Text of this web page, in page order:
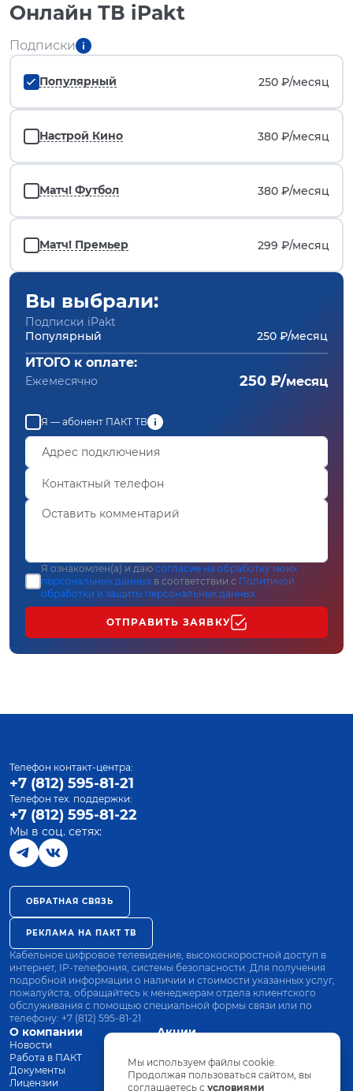
Онлайн ТВ iPakt
Подписки
Популярный 250 ₽/месяц
Настрой Кино 380 ₽/месяц
Матч! Футбол 380 ₽/месяц
Матч! Премьер 299 ₽/месяц
Вы выбрали:
Подписки iPakt
Популярный
250 ₽/месяц
ИТОГО к оплате:
Ежемесячно 250 ₽/месяц
Я — абонент ПАКТ ТВ
Я ознакомлен(а) и даю согласие на обработку моих
персональных данных в соответствии с Политикой
обработки и защиты персональных данных
ОТПРАВИТЬ ЗАЯВКУ
О компании
Новости
Работа в ПАКТ
Документы
Лицензии
Акции
Оплата
Оборудование
Телефон контакт-центра:
+7 (812) 595-81-21
Телефон тех. поддержки:
+7 (812) 595-81-22
Мы в соц. сетях:
ОБРАТНАЯ СВЯЗЬ
РЕКЛАМА НА ПАКТ ТВ
Кабельное цифровое телевидение, высокоскоростной доступ в
интернет, IP-телефония, системы безопасности. Для получения
подробной информации о наличии и стоимости указанных услуг,
пожалуйста, обращайтесь к менеджерам отдела клиентского
обслуживания с помощью специальной формы связи или по
телефону: +7 (812) 595-81-21
Мы используем файлы cookie.
Продолжая пользоваться сайтом, вы
соглашаетесь с условиями